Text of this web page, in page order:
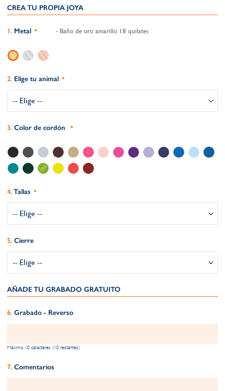
CREA TU PROPIA JOYA
Metal - Baño de oro amarillo 18 quilates
Elige tu animal
Color de cordón
Tallas
Cierre
AÑADE TU GRABADO GRATUITO​
Grabado - Reverso
Máximo 10 caracteres (10 restantes)
Comentarios